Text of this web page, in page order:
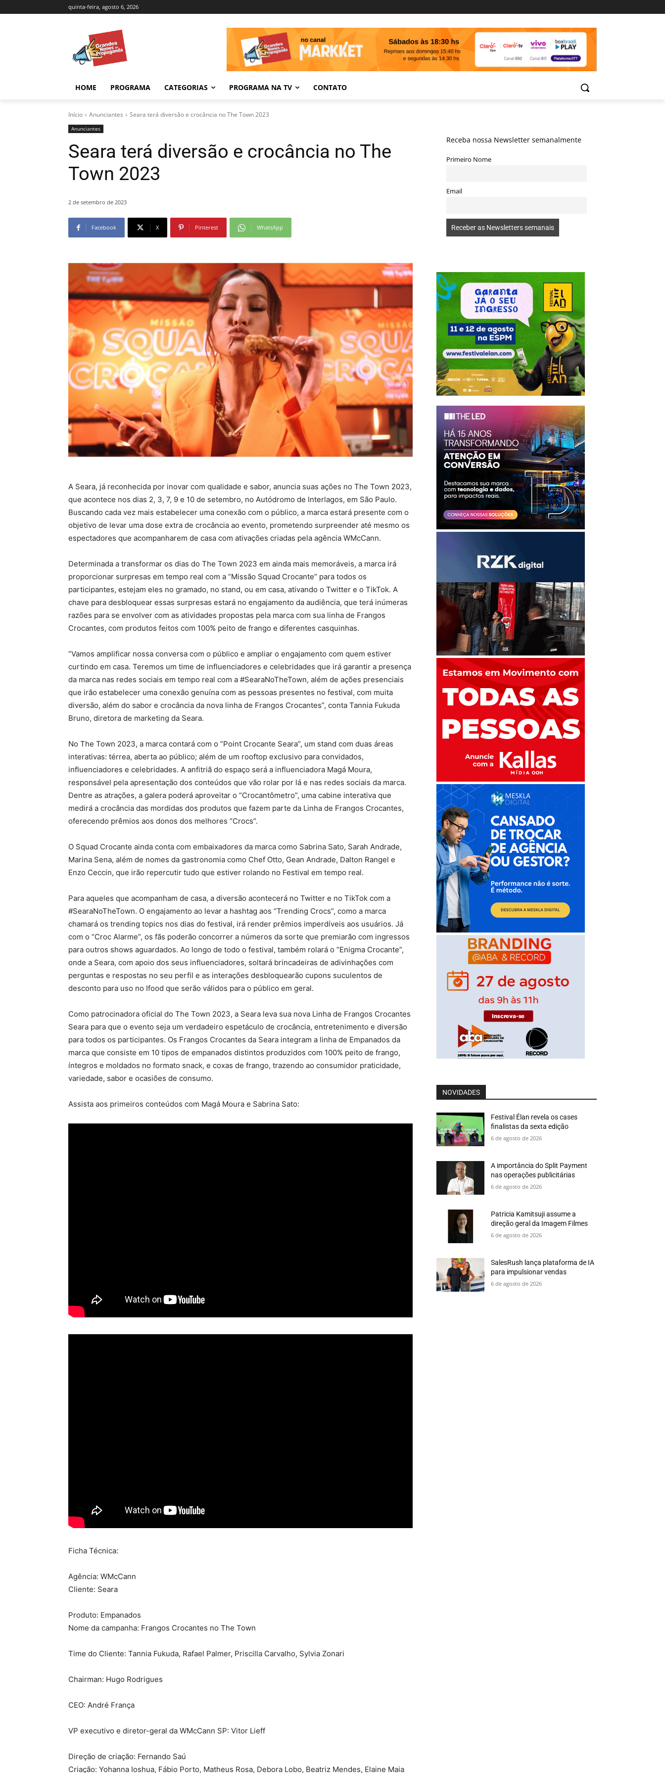
quinta-feira, agosto 6, 2026
HOME PROGRAMA CATEGORIAS PROGRAMA NA TV CONTATO
Início Anunciantes Seara terá diversão e crocância no The Town 2023
Anunciantes
Seara terá diversão e crocância no The
Town 2023
2 de setembro de 2023
Facebook X Pinterest WhatsApp
A Seara, já reconhecida por inovar com qualidade e sabor, anuncia suas ações no The Town 2023,
que acontece nos dias 2, 3, 7, 9 e 10 de setembro, no Autódromo de Interlagos, em São Paulo.
Buscando cada vez mais estabelecer uma conexão com o público, a marca estará presente com o
objetivo de levar uma dose extra de crocância ao evento, prometendo surpreender até mesmo os
espectadores que acompanharem de casa com ativações criadas pela agência WMcCann.
Determinada a transformar os dias do The Town 2023 em ainda mais memoráveis, a marca irá
proporcionar surpresas em tempo real com a “Missão Squad Crocante” para todos os
participantes, estejam eles no gramado, no stand, ou em casa, ativando o Twitter e o TikTok. A
chave para desbloquear essas surpresas estará no engajamento da audiência, que terá inúmeras
razões para se envolver com as atividades propostas pela marca com sua linha de Frangos
Crocantes, com produtos feitos com 100% peito de frango e diferentes casquinhas.
“Vamos amplificar nossa conversa com o público e ampliar o engajamento com quem estiver
curtindo em casa. Teremos um time de influenciadores e celebridades que irá garantir a presença
da marca nas redes sociais em tempo real com a #SearaNoTheTown, além de ações presenciais
que irão estabelecer uma conexão genuína com as pessoas presentes no festival, com muita
diversão, além do sabor e crocância da nova linha de Frangos Crocantes”, conta Tannia Fukuda
Bruno, diretora de marketing da Seara.
No The Town 2023, a marca contará com o “Point Crocante Seara”, um stand com duas áreas
interativas: térrea, aberta ao público; além de um rooftop exclusivo para convidados,
influenciadores e celebridades. A anfitriã do espaço será a influenciadora Magá Moura,
responsável pela apresentação dos conteúdos que vão rolar por lá e nas redes sociais da marca.
Dentre as atrações, a galera poderá aproveitar o “Crocantômetro”, uma cabine interativa que
medirá a crocância das mordidas dos produtos que fazem parte da Linha de Frangos Crocantes,
oferecendo prêmios aos donos dos melhores “Crocs”.
O Squad Crocante ainda conta com embaixadores da marca como Sabrina Sato, Sarah Andrade,
Marina Sena, além de nomes da gastronomia como Chef Otto, Gean Andrade, Dalton Rangel e
Enzo Ceccin, que irão repercutir tudo que estiver rolando no Festival em tempo real.
Para aqueles que acompanham de casa, a diversão acontecerá no Twitter e no TikTok com a
#SearaNoTheTown. O engajamento ao levar a hashtag aos “Trending Crocs”, como a marca
chamará os trending topics nos dias do festival, irá render prêmios imperdíveis aos usuários. Já
com o “Croc Alarme”, os fãs poderão concorrer a números da sorte que premiarão com ingressos
para outros shows aguardados. Ao longo de todo o festival, também rolará o “Enigma Crocante”,
onde a Seara, com apoio dos seus influenciadores, soltará brincadeiras de adivinhações com
perguntas e respostas no seu perfil e as interações desbloquearão cupons suculentos de
desconto para uso no Ifood que serão válidos para o público em geral.
Como patrocinadora oficial do The Town 2023, a Seara leva sua nova Linha de Frangos Crocantes
Seara para que o evento seja um verdadeiro espetáculo de crocância, entretenimento e diversão
para todos os participantes. Os Frangos Crocantes da Seara integram a linha de Empanados da
marca que consiste em 10 tipos de empanados distintos produzidos com 100% peito de frango,
íntegros e moldados no formato snack, e coxas de frango, trazendo ao consumidor praticidade,
variedade, sabor e ocasiões de consumo.
Assista aos primeiros conteúdos com Magá Moura e Sabrina Sato:
Ficha Técnica:
Agência: WMcCann
Cliente: Seara
Produto: Empanados
Nome da campanha: Frangos Crocantes no The Town
Time do Cliente: Tannia Fukuda, Rafael Palmer, Priscilla Carvalho, Sylvia Zonari
Chairman: Hugo Rodrigues
CEO: André França
VP executivo e diretor-geral da WMcCann SP: Vitor Lieff
Direção de criação: Fernando Saú
Criação: Yohanna Ioshua, Fábio Porto, Matheus Rosa, Debora Lobo, Beatriz Mendes, Elaine Maia
Receba nossa Newsletter semanalmente
Primeiro Nome
Email
NOVIDADES
Festival Élan revela os cases
finalistas da sexta edição
6 de agosto de 2026
A importância do Split Payment
nas operações publicitárias
6 de agosto de 2026
Patricia Kamitsuji assume a
direção geral da Imagem Filmes
6 de agosto de 2026
SalesRush lança plataforma de IA
para impulsionar vendas
6 de agosto de 2026